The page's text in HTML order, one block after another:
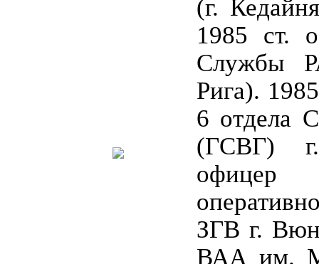
(г.
1985 ст.
Службы
Рига).
6 отдела
(ГСВГ)
ЗГВ г.
ВАА им.